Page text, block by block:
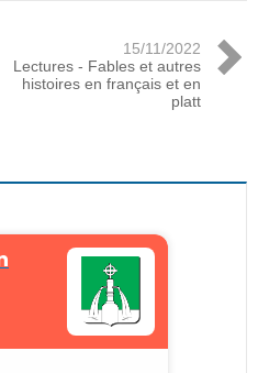
15/11/2022
Lectures - Fables et autres
histoires en français et en
platt